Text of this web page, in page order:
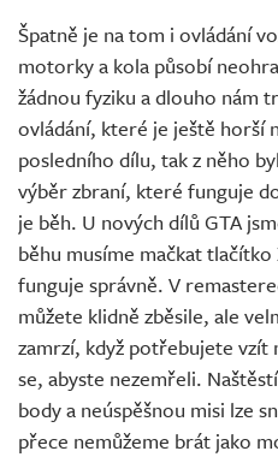
Špatně je na tom i ovládání
motorky a kola působí
žádnou fyziku a dlouho nám
ovládání, které je ještě horší
posledního dílu, tak z něho
výběr zbraní, které funguje
je běh. U nových dílů GTA
běhu musíme mačkat
funguje správně. V
můžete klidně zběsile, ale
zamrzí, když potřebujete vzít
se, abyste nezemřeli.
body a neúspěšnou misi lze
přece nemůžeme brát jako